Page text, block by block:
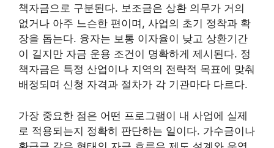
책자금으로 구분된다. 보조금은 상환 의무가 거의
없거나 아주 느슨한 편이며, 사업의 초기 정착과 확
장을 돕는다. 융자는 보통 이자율이 낮고 상환기간
이 길지만 자금 운용 조건이 명확하게 제시된다. 정
책자금은 특정 산업이나 지역의 전략적 목표에 맞춰
배정되며 신청 자격과 절차가 각 기관마다 다르다.
가장 중요한 점은 어떤 프로그램이 내 사업에 실제
로 적용되는지 정확히 판단하는 일이다. 가수금이나